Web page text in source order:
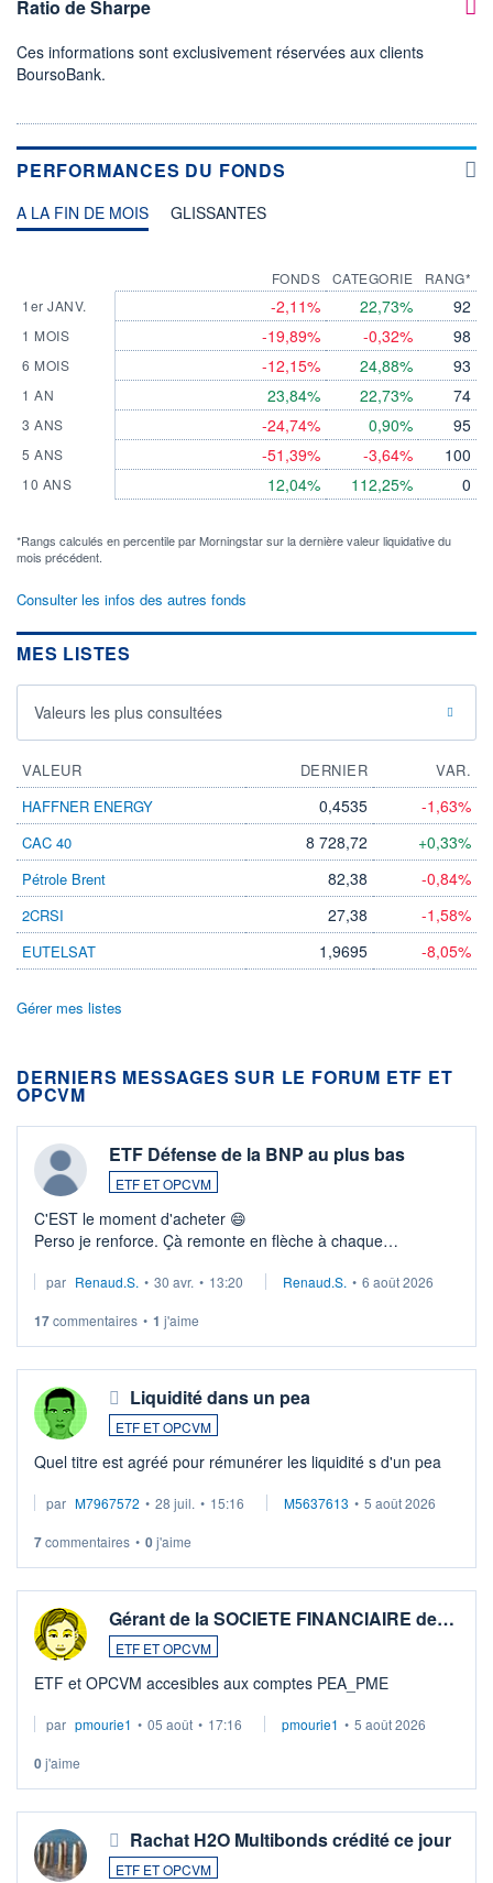
Ratio de Sharpe
Ces informations sont exclusivement réservées aux clients
BoursoBank.
PERFORMANCES DU FONDS
A LA FIN DE MOIS GLISSANTES
1er JANV.
1 MOIS
6 MOIS
1 AN
3 ANS
5 ANS
10 ANS
FONDS
-2,11%
-19,89%
-12,15%
23,84%
-24,74%
-51,39%
12,04%
CATEGORIE
22,73%
-0,32%
24,88%
22,73%
0,90%
-3,64%
112,25%
RANG*
92
98
93
74
95
100
0
*Rangs calculés en percentile par Morningstar sur la dernière valeur liquidative du
mois précédent.
Consulter les infos des autres fonds
MES LISTES
Valeurs les plus consultées
VALEUR DERNIER
VAR.
HAFFNER ENERGY
0,4535 -1,63%
CAC 40 8 728,72 +0,33%
Pétrole Brent 82,38 -0,84%
2CRSI 27,38 -1,58%
EUTELSAT 1,9695 -8,05%
Gérer mes listes
DERNIERS MESSAGES SUR LE FORUM ETF ET
OPCVM
ETF Défense de la BNP au plus bas
ETF ET OPCVM
C'EST le moment d'acheter 😄​
Perso je renforce. Çà remonte en flèche à chaque
Investissement long terme tip top pour sa retraite.
par Renaud.S. • 30 avr. • 13:20 Renaud.S. • 6 août 2026
17commentaires • 1 j'aime
Liquidité dans un pea
ETF ET OPCVM
Quel titre est agréé pour rémunérer les liquidité s d'un pea
par M7967572 • 28 juil. • 15:16 M5637613 • 5 août 2026
7commentaires • 0j'aime
Gérant de la SOCIETE FINANCIAIRE de…
ETF ET OPCVM
ETF et OPCVM accesibles aux comptes PEA_PME
par pmourie1 • 05 août • 17:16 pmourie1 • 5 août 2026
0j'aime
Rachat H2O Multibonds crédité ce jour
ETF ET OPCVM